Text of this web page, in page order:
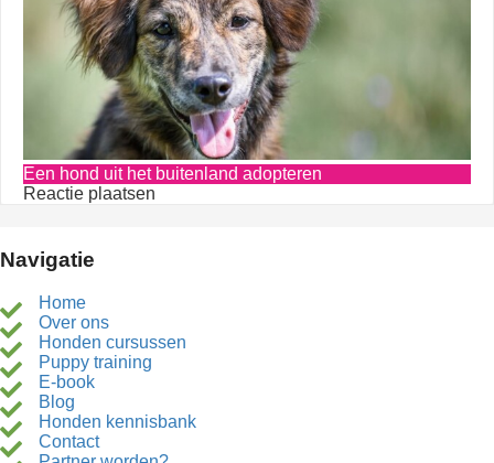
Een hond uit het buitenland adopteren
Reactie plaatsen
Navigatie
Home
Over ons
Honden cursussen
Puppy training
E-book
Blog
Honden kennisbank
Contact